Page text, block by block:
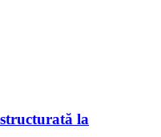
la